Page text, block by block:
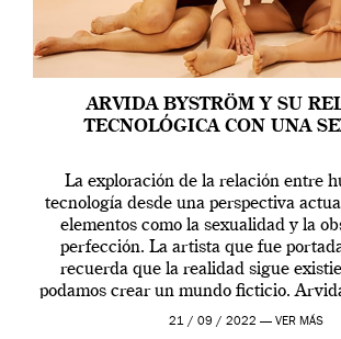
ARVIDA BYSTRÖM Y SU
TECNOLÓGICA CON UNA
La exploración de la relación entre
tecnología desde una perspectiva
elementos como la sexualidad y la
perfección. La artista que fue
recuerda que la realidad sigue
podamos crear un mundo ficticio.
que los humanos tienen un
21 / 09 / 2022 — VER MÁS